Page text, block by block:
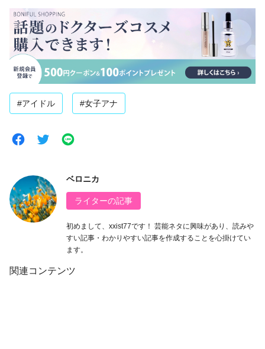
#アイドル #女子アナ
ベロニカ
ライターの記事
初めまして、xxist77です！ 芸能ネタに興味があり、読みや
すい記事・わかりやすい記事を作成することを心掛けてい
ます。
関連コンテンツ